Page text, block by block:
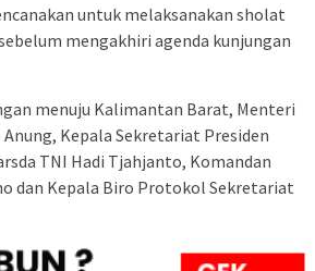
untuk melaksanakan sholat
mengakhiri agenda kunjungan
menuju Kalimantan Barat, Menteri
Kepala Sekretariat Presiden
TNI Hadi Tjahjanto, Komandan
dan Kepala Biro Protokol Sekretariat